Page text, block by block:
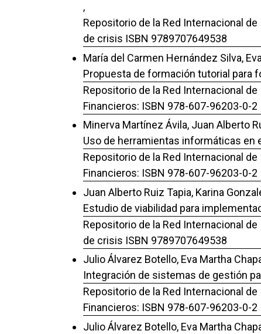
,
Repositorio de la Red Internacional
de crisis ISBN 9789707649538
María del Carmen Hernández Silva,
Propuesta de formación tutorial para
Repositorio de la Red Internacional
Financieros: ISBN 978-607-96203-0-2
Minerva Martínez Ávila, Juan Alberto
Uso de herramientas informáticas en
Repositorio de la Red Internacional
Financieros: ISBN 978-607-96203-0-2
Juan Alberto Ruiz Tapia, Karina
Estudio de viabilidad para
Repositorio de la Red Internacional
de crisis ISBN 9789707649538
Julio Álvarez Botello, Eva Martha
Integración de sistemas de gestión
Repositorio de la Red Internacional
Financieros: ISBN 978-607-96203-0-2
Julio Álvarez Botello, Eva Martha